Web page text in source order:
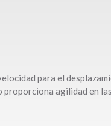
para el
agilidad en